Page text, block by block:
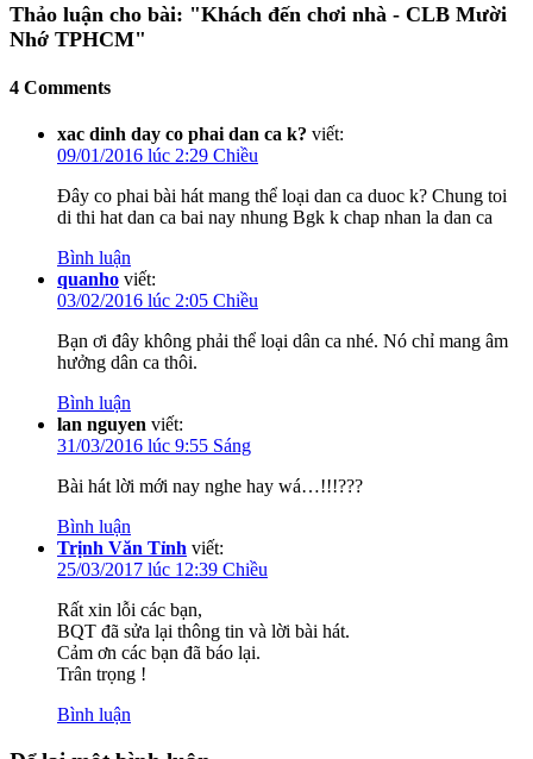
Thảo luận cho bài: "Khách đến chơi nhà - CLB Mười
Nhớ TPHCM"
4 Comments
xac dinh day co phai dan ca k? viết:
09/01/2016 lúc 2:29 Chiều
Đây co phai bài hát mang thể loại dan ca duoc k? Chung toi
di thi hat dan ca bai nay nhung Bgk k chap nhan la dan ca
Bình luận
quanho viết:
03/02/2016 lúc 2:05 Chiều
Bạn ơi đây không phải thể loại dân ca nhé. Nó chỉ mang âm
hưởng dân ca thôi.
Bình luận
lan nguyen viết:
31/03/2016 lúc 9:55 Sáng
Bài hát lời mới nay nghe hay wá…!!!???
Bình luận
Trịnh Văn Tỉnh viết:
25/03/2017 lúc 12:39 Chiều
Rất xin lỗi các bạn,
BQT đã sửa lại thông tin và lời bài hát.
Cảm ơn các bạn đã báo lại.
Trân trọng !
Bình luận